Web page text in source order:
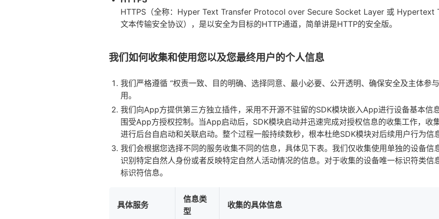
HTTPS（全称：Hyper Text Transfer Protocol over Secure Socket Layer 或 Hypertext
文本传输安全协议），是以安全为目标的HTTP通道，简单讲是HTTP的安全版。
我们如何收集和使用您以及您最终用户的个人信息
我们严格遵循 “权责一致、目的明确、选择同意、最小必要、公开透明、确保安全及主体参
用。
我们向App方提供第三方独立插件，采用不开源不驻留的SDK模块嵌入App进行设备基本信
围受App方授权控制。当App启动后，SDK模块启动并迅速完成对授权信息的收集工作，收
进行后台自启动和关联启动。整个过程一般持续数秒，根本杜绝SDK模块对后续用户行为信
我们会根据您选择不同的服务收集不同的信息，具体见下表。我们仅收集使用单独的设备信
识别特定自然人身份或者反映特定自然人活动情况的信息。对于收集的设备唯一标识符类信
标识符信息。
具体服务
信息类
型
收集的具体信息